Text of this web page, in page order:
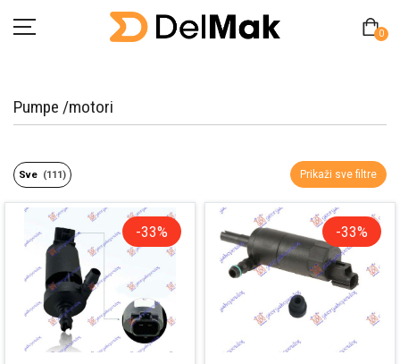
0
O Nama
Pitanja
Kontakt
Zamjena proizvoda
MY ACCOUNT
Pumpe /motori
Sve (111) Prikaži sve filtre
-33% -33%